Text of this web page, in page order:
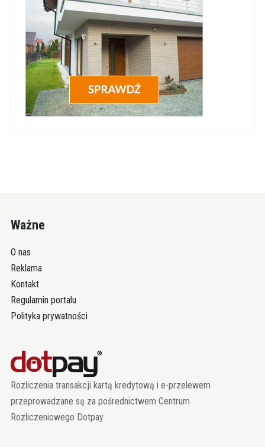
Ważne
O nas
Reklama
Kontakt
Regulamin portalu
Polityka prywatności
Rozliczenia transakcji kartą kredytową i e-przelewem
przeprowadzane są za pośrednictwem Centrum
Rozliczeniowego Dotpay